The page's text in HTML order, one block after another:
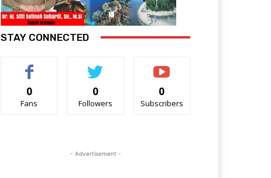
STAY CONNECTED
0
Fans
0
Followers
0
Subscribers
- Advertisement -